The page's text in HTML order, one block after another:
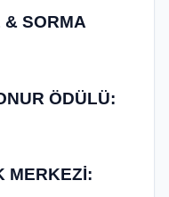
& SORMA
ÖDÜLÜ:
MERKEZİ: